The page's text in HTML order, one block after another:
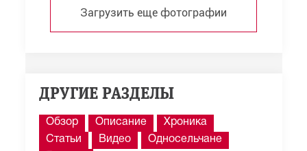
Загрузить еще фотографии
ДРУГИЕ РАЗДЕЛЫ
Обзор Описание
Хроника
Статьи
Видео
Односельчане